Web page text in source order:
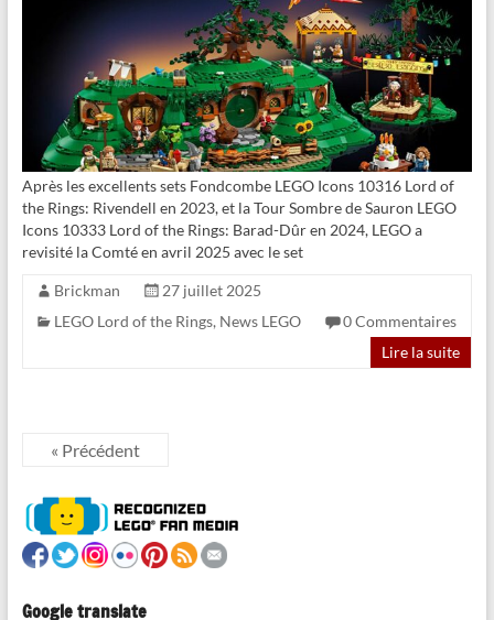
Après les excellents sets Fondcombe LEGO Icons 10316 Lord of
the Rings: Rivendell en 2023, et la Tour Sombre de Sauron LEGO
Icons 10333 Lord of the Rings: Barad-Dûr en 2024, LEGO a
revisité la Comté en avril 2025 avec le set
Brickman
27 juillet 2025
LEGO Lord of the Rings, News LEGO
0 Commentaires
Lire la suite
« Précédent
Google translate